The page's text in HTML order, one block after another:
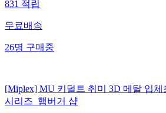
831적립
무료배송
26명구매중
[Miplex] MU 키덜트 취미 3D 메탈 입
시리즈_햄버거 샵